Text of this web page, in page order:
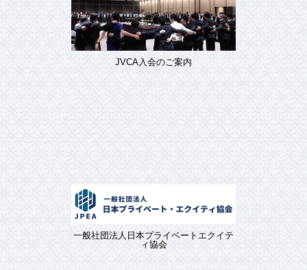
JVCA入会のご案内
一般社団法人日本プライベートエクイテ
ィ協会